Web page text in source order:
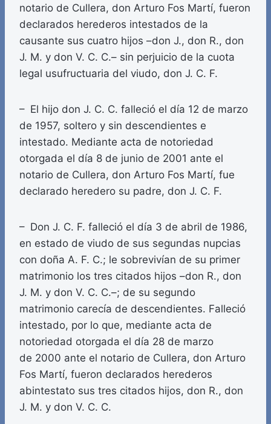
notario de Cullera, don Arturo Fos Martí, fueron
declarados herederos intestados de la
causante sus cuatro hijos –don J., don R., don
J. M. y don V. C. C.– sin perjuicio de la cuota
legal usufructuaria del viudo, don J. C. F.
– El hijo don J. C. C. falleció el día 12 de marzo
de 1957, soltero y sin descendientes e
intestado. Mediante acta de notoriedad
otorgada el día 8 de junio de 2001 ante el
notario de Cullera, don Arturo Fos Martí, fue
declarado heredero su padre, don J. C. F.
– Don J. C. F. falleció el día 3 de abril de 1986,
en estado de viudo de sus segundas nupcias
con doña A. F. C.; le sobrevivían de su primer
matrimonio los tres citados hijos –don R., don
J. M. y don V. C. C.–; de su segundo
matrimonio carecía de descendientes. Falleció
intestado, por lo que, mediante acta de
notoriedad otorgada el día 28 de marzo
de 2000 ante el notario de Cullera, don Arturo
Fos Martí, fueron declarados herederos
abintestato sus tres citados hijos, don R., don
J. M. y don V. C. C.